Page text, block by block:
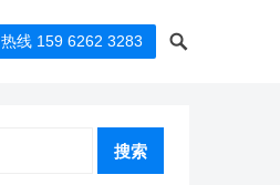
热线 159 6262 3283
搜索